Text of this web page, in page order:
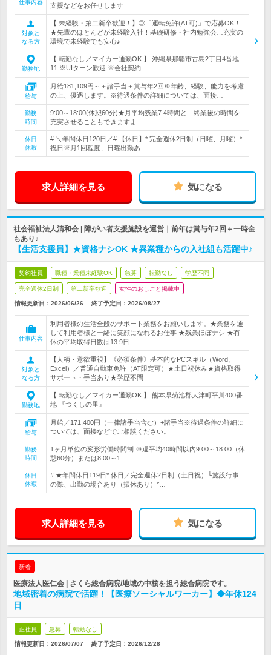
仕事内容
支援などをお任せします
対象と
なる方
【 未経験・第二新卒歓迎！】◎「運転免許(AT可)」で応募OK！
★先輩のほとんどが未経験入社！基礎研修・社内勉強会…充実の
環境で未経験でも安心♪
勤務地
【 転勤なし／マイカー通勤OK 】 沖縄県那覇市古島2丁目4番地
11 ※UIターン歓迎 ※会社契約…
給与
月給181,109円～＋諸手当＋賞与年2回※年齢、経験、能力を考慮
の上、優遇します。※待遇条件の詳細については、面接…
勤務
時間
9:00～18:00(休憩60分)★月平均残業7.4時間と 終業後の時間を
充実させることもできますよ…
休日
休暇
# ＼年間休日120日／# 【休日】* 完全週休2日制（日曜、月曜）*
祝日※月1回程度、日曜出勤あ…
求人詳細を見る 気になる
社会福祉法人清和会 | 障がい者支援施設を運営｜前年は賞与年2回＋一時金
もあり♪
【生活支援員】★資格ナシOK ★異業種からの入社組も活躍中♪
契約社員 職種・業種未経験OK 急募 転勤なし 学歴不問
完全週休2日制 第二新卒歓迎 女性のおしごと掲載中
情報更新日：2026/06/26 終了予定日： 2026/08/27
仕事内容
利用者様の生活全般のサポート業務をお願いします。★業務を通
して利用者様と一緒に笑顔になれるお仕事 ★残業ほぼナシ ★有
休の平均取得日数は13.9日
対象と
なる方
【人柄・意欲重視】《必須条件》基本的なPCスキル（Word、
Excel）／普通自動車免許（AT限定可）★土日祝休み★資格取得
サポート・手当あり★学歴不問
勤務地
【 転勤なし／マイカー通勤OK 】 熊本県菊池郡大津町平川400番
地 『つくしの里』
給与
月給／171,400円（一律諸手当含む）+諸手当※待遇条件の詳細に
ついては、面接などでご相談ください。
勤務
時間
1ヶ月単位の変形労働時間制 ※週平均40時間以内9:00～18:00（休
憩60分）または8:00～1…
休日
休暇
# ★年間休日119日* 休日／完全週休2日制（土日祝）└施設行事
の際、出勤の場合あり（振休あり）*…
求人詳細を見る 気になる
新着
医療法人医仁会 | さくら総合病院/地域の中核を担う総合病院です。
地域密着の病院で活躍！【医療ソーシャルワーカー】◆年休124
日
正社員 急募 転勤なし
情報更新日：2026/07/07 終了予定日： 2026/12/28